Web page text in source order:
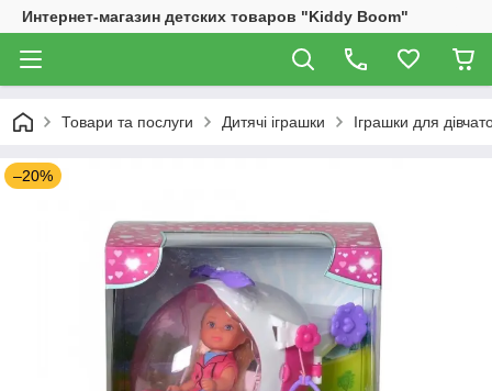
Интернет-магазин детских товаров "Kiddy Boom"
Товари та послуги Дитячі іграшки Іграшки для
–20%